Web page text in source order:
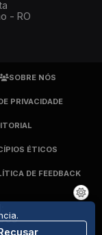
- RO
SOBRE NÓS
PRIVACIDADE
ÉTICOS
DE FEEDBACK